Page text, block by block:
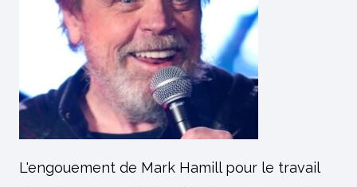
L'engouement de Mark Hamill pour le travail